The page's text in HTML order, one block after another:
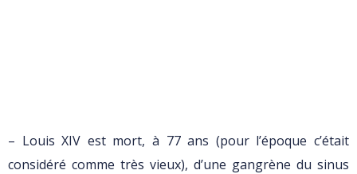
– Louis XIV est mort, à 77 ans (pour l’époque c’était
considéré comme très vieux), d’une gangrène du sinus